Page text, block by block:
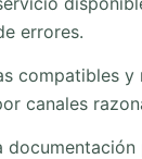
errores.
compatibles
canales